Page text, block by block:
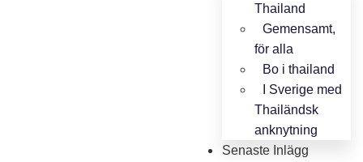
Thailand
Gemensamt,
för alla
Bo i thailand
I Sverige med
Thailändsk
anknytning
Senaste Inlägg